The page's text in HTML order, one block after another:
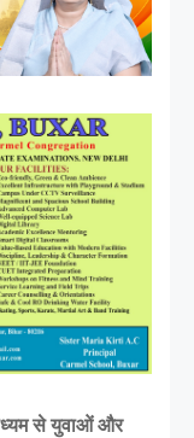
से युवाओं और